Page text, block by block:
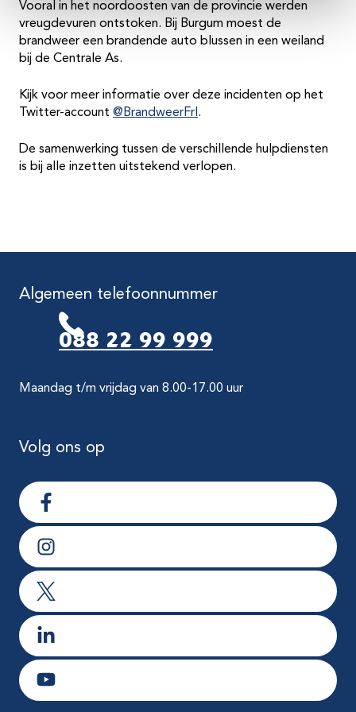
Vooral in het noordoosten van de provincie werden
vreugdevuren ontstoken. Bij Burgum moest de
brandweer een brandende auto blussen in een weiland
bij de Centrale As.
Kijk voor meer informatie over deze incidenten op het
Twitter-account @BrandweerFrl .
De samenwerking tussen de verschillende hulpdiensten
is bij alle inzetten uitstekend verlopen.
Algemeen telefoonnummer
088 22 99 999
Maandag t/m vrijdag van 8.00-17.00 uur
Volg ons op
Ga naar Facebook
Ga naar Instagram
Ga naar X
Ga naar LinkedIn
Ga naar Youtube